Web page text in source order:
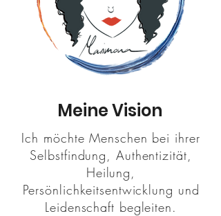
Meine Vision
Ich möchte Menschen bei ihrer
Selbstfindung, Authentizität,
Heilung,
Persönlichkeitsentwicklung und
Leidenschaft begleiten.